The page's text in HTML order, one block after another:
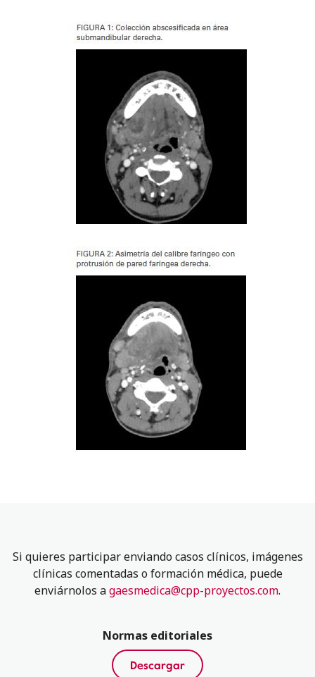
Si quieres participar enviando casos clínicos, imágenes
clínicas comentadas o formación médica, puede
enviárnolos agaesmedica@cpp-proyectos.com.
Normas editoriales
Descargar